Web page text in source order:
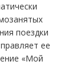
поездки
ее
«Мой